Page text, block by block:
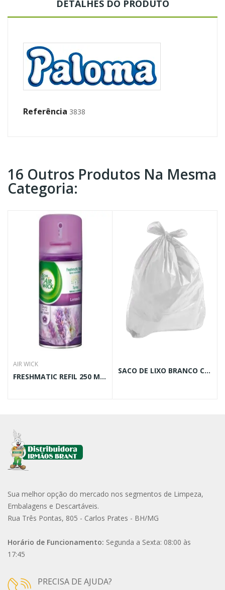
DETALHES DO PRODUTO
Referência 3838
16 Outros Produtos Na Mesma
Categoria:
AIR WICK
FRESHMATIC REFIL 250 ML BOM AR LAVANDA
SACO DE LIXO BRANCO C/100
Sua melhor opção do mercado nos segmentos de Limpeza,
Embalagens e Descartáveis.
Rua Três Pontas, 805 - Carlos Prates - BH/MG
Horário de Funcionamento: Segunda a Sexta: 08:00 às
17:45
PRECISA DE AJUDA?